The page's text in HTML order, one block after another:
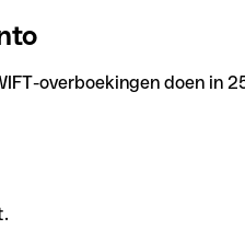
overboekingen doen in